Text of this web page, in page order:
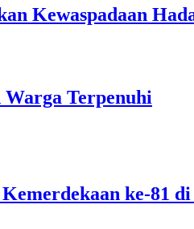
Kewaspadaan
Terpenuhi
ke-81